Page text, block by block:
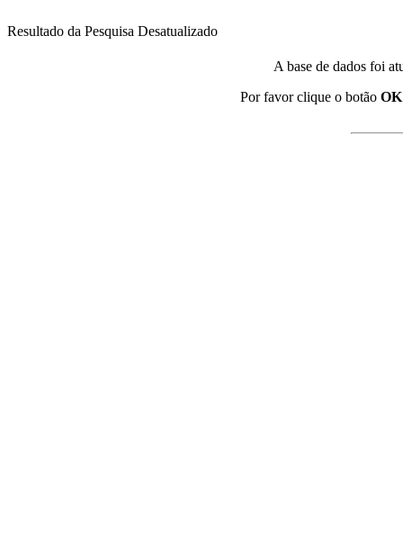
Resultado da Pesquisa Desatualizado
A base de dados foi
Por favor clique o botão OK